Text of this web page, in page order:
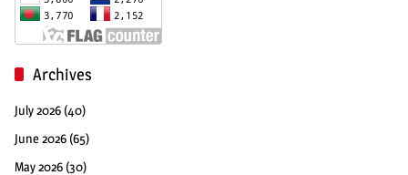
Archives
July 2026 (40)
June 2026 (65)
May 2026 (30)